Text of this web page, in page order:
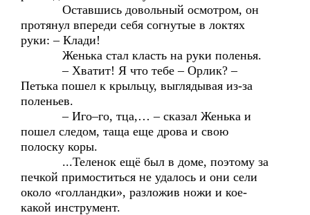
Оставшись довольный осмотром, он
протянул впереди себя согнутые в локтях
руки: – Клади!
Женька стал класть на руки поленья.
– Хватит! Я что тебе – Орлик? –
Петька пошел к крыльцу, выглядывая из-за
поленьев.
– Иго–го, тца,… – сказал Женька и
пошел следом, таща еще дрова и свою
полоску коры.
...Теленок ещё был в доме, поэтому за
печкой примоститься не удалось и они сели
около «голландки», разложив ножи и кое-
какой инструмент.